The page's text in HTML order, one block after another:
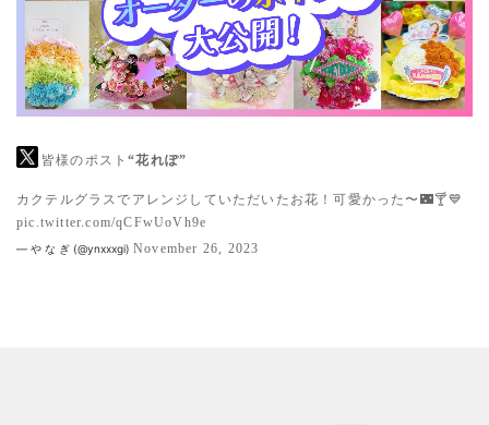
皆様のポスト“花れぽ”
カクテルグラスでアレンジしていただいたお花！可愛かった〜🌃🍸💙
pic.twitter.com/qCFwUoVh9e
— や な ぎ (@ynxxxgi) November 26, 2023